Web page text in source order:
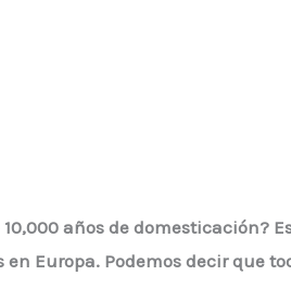
años de domesticación?
Europa. Podemos decir que